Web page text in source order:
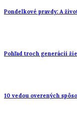
Pondelkové pravdy: A
Pohľad troch generácií
10 vedou overených